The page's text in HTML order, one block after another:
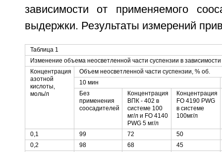
зависимости от применяемого
выдержки. Результаты измерений
Таблица 1
Изменение объема неосветленной части суспензии в
Концентрация
азотной
кислоты,
моль/л
Объем неосветленной части суспензии, % об.
10 мин
Без
применения
соосадителей
Концентрация
ВПК - 402 в
системе 100
мг/л и FO 4140
PWG 5 мг/л
Концентрация
FO 4190 PWG
в системе
100мг/л
0,1 99 72
50
0,2
98 68
45